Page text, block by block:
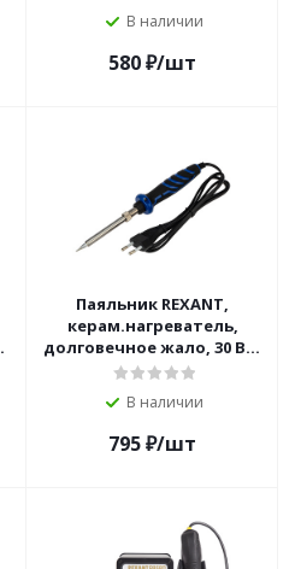
В наличии
580₽/шт
Паяльник REXANT,
керам.нагреватель,
долговечное жало, 30 Вт,
230 В, серия "ПРОФИ"
В наличии
795₽/шт